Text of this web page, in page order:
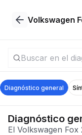
Volkswagen
Diagnóstico general
Diagnóstico
El Volkswagen